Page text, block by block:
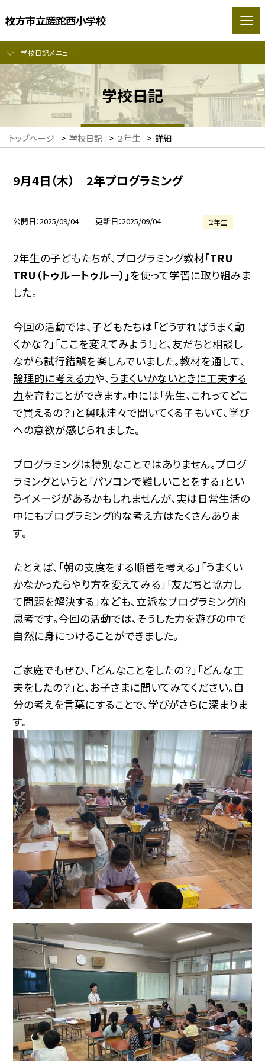
枚方市立蹉跎西小学校
学校日記メニュー
学校日記
トップページ > 学校日記 > ２年生 > 詳細
9月4日（木） 2年プログラミング
公開日 2025/09/04 更新日 2025/09/04 ２年生
2年生の子どもたちが、プログラミング教材「TRU
TRU（トゥルートゥルー）」を使って学習に取り組みま
した。
今回の活動では、子どもたちは「どうすればうまく動
くかな？」「ここを変えてみよう！」と、友だちと相談し
ながら試行錯誤を楽しんでいました。教材を通して、
論理的に考える力や、 うまくいかないときに工夫する
力を育むことができます。中には「先生、これってどこ
で買えるの？」と興味津々で聞いてくる子もいて、学び
への意欲が感じられました。
プログラミングは特別なことではありません。プログ
ラミングというと「パソコンで難しいことをする」とい
うイメージがあるかもしれませんが、実は日常生活の
中にもプログラミング的な考え方はたくさんありま
す。
たとえば、「朝の支度をする順番を考える」「うまくい
かなかったらやり方を変えてみる」「友だちと協力し
て問題を解決する」なども、立派なプログラミング的
思考です。今回の活動では、そうした力を遊びの中で
自然に身につけることができました。
ご家庭でもぜひ、「どんなことをしたの？」「どんな工
夫をしたの？」と、お子さまに聞いてみてください。自
分の考えを言葉にすることで、学びがさらに深まりま
す。